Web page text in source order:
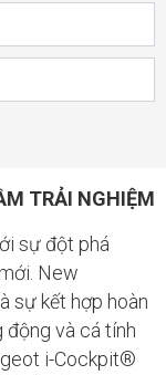
TRẢI NGHIỆM
sự đột phá
New
sự kết hợp hoàn
động và cá tính
i-Cockpit®